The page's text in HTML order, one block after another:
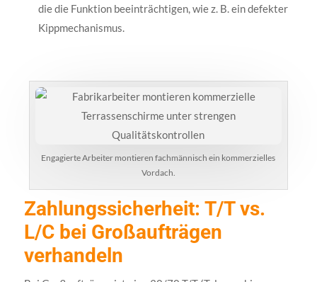
die die Funktion beeinträchtigen, wie z. B. ein defekter
Kippmechanismus.
Engagierte Arbeiter montieren fachmännisch ein kommerzielles
Vordach.
Zahlungssicherheit: T/T vs.
L/C bei Großaufträgen
verhandeln